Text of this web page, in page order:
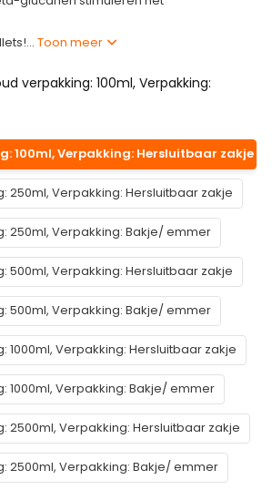
Toon meer
verpakking: 100ml, Verpakking:
100ml, Verpakking: Hersluitbaar zakje
250ml, Verpakking: Hersluitbaar zakje
250ml, Verpakking: Bakje/ emmer
500ml, Verpakking: Hersluitbaar zakje
500ml, Verpakking: Bakje/ emmer
1000ml, Verpakking: Hersluitbaar zakje
1000ml, Verpakking: Bakje/ emmer
2500ml, Verpakking: Hersluitbaar zakje
2500ml, Verpakking: Bakje/ emmer